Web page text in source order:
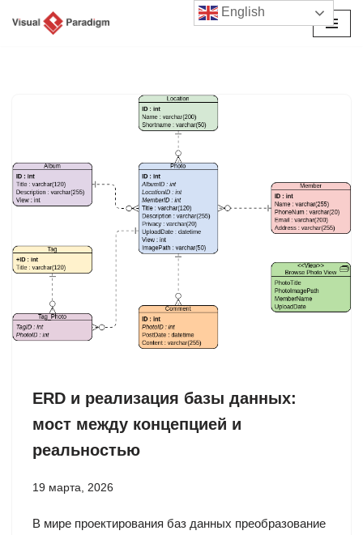
ERD и реализация базы данных:
мост между концепцией и
реальностью
19 марта, 2026
В мире проектирования баз данных преобразование
English